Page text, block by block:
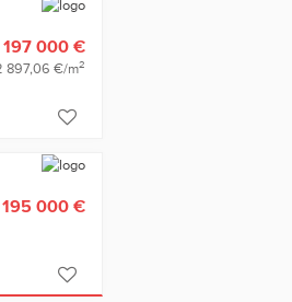
197 000 €
897,06 €/m2
195 000 €